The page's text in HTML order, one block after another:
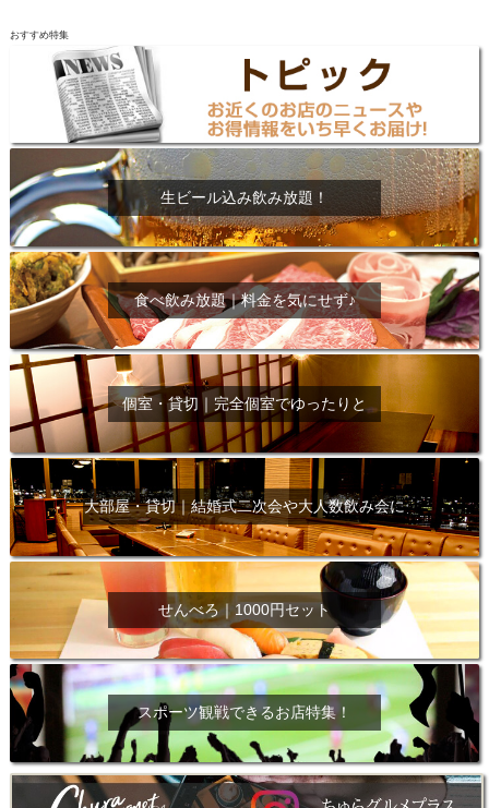
おすすめ特集
生ビール込み飲み放題！
食べ飲み放題｜料金を気にせず♪
個室・貸切｜完全個室でゆったりと
大部屋・貸切｜結婚式二次会や大人数飲み会に
せんべろ｜1000円セット
スポーツ観戦できるお店特集！